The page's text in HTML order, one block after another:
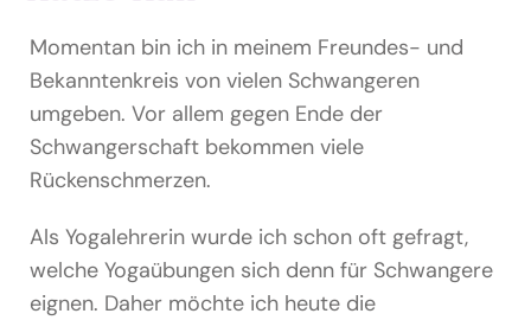
Podcast & Blog
nach:
Momentan bin ich in meinem Freundes- und
Bekanntenkreis von vielen Schwangeren
umgeben. Vor allem gegen Ende der
Schwangerschaft bekommen viele
Rückenschmerzen.
Als Yogalehrerin wurde ich schon oft gefragt,
welche Yogaübungen sich denn für Schwangere
eignen. Daher möchte ich heute die